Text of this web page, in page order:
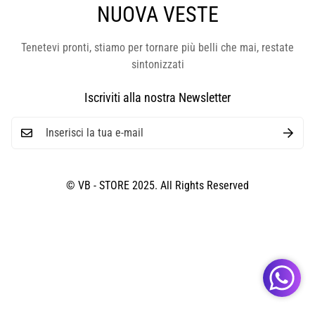
NUOVA VESTE
Tenetevi pronti, stiamo per tornare più belli che mai, restate
sintonizzati
Iscriviti alla nostra Newsletter
© VB - STORE 2025. All Rights Reserved